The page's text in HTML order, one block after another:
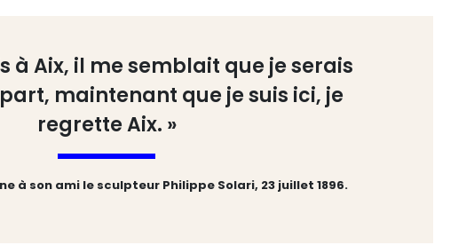
à Aix, il me semblait que je serais
maintenant que je suis ici, je
regrette Aix. »
à son ami le sculpteur Philippe Solari, 23 juillet 1896.